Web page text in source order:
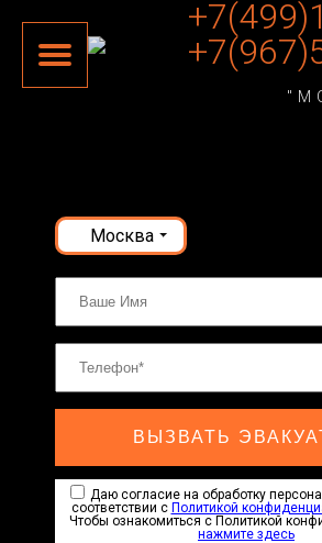
Москва
ВЫЗВАТЬ
Даю согласие на обработку
соответствии с Политикой
Чтобы ознакомиться с Политикой
нажмите здесь